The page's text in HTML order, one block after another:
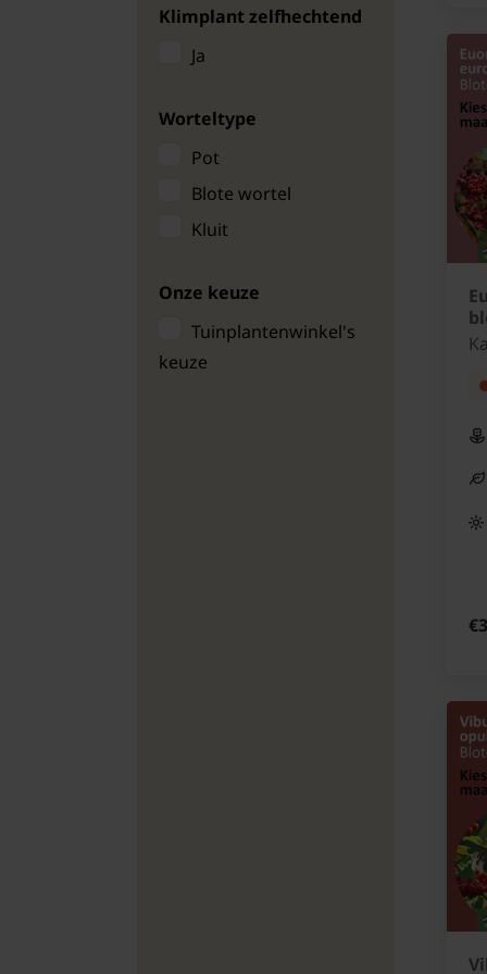
Geurende roos
Klimplant zelfhechtend
Ja
Worteltype
Pot
Blote wortel
Kluit
Onze keuze
Tuinplantenwinkel's
keuze